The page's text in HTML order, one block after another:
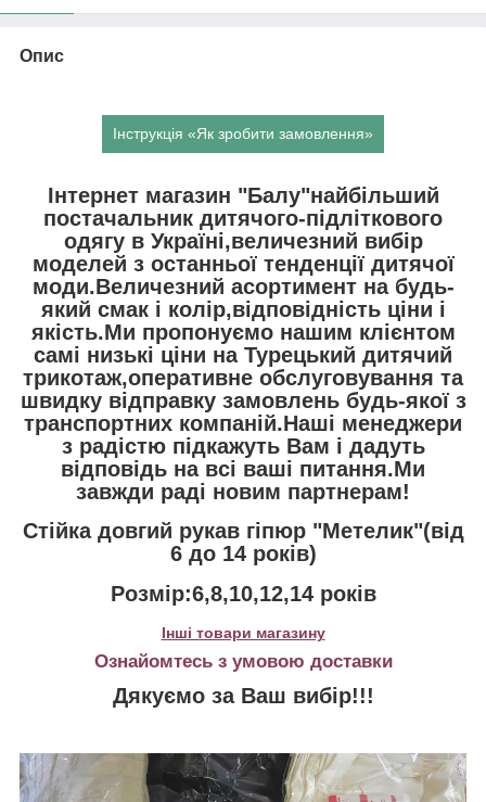
Опис
Інструкція «Як зробити замовлення»
Інтернет магазин "Балу"найбільший
постачальник дитячого-підліткового
одягу в Україні,величезний вибір
моделей з останньої тенденції дитячої
моди.Величезний асортимент на будь-
який смак і колір,відповідність ціни і
якість.Ми пропонуємо нашим клієнтом
самі низькі ціни на Турецький дитячий
трикотаж,оперативне обслуговування та
швидку відправку замовлень будь-якої з
транспортних компаній.Наші менеджери
з радістю підкажуть Вам і дадуть
відповідь на всі ваші питання.Ми
завжди раді новим партнерам!
Стійка довгий рукав гіпюр "Метелик"(від
6 до 14 років)
Розмір:6,8,10,12,14 років
Інші товари магазину
Ознайомтесь з умовою доставки
Дякуємо за Ваш вибір!!!